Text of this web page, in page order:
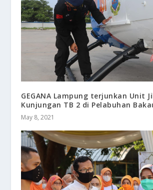
GEGANA Lampung terjunkan Unit
Kunjungan TB 2 di Pelabuhan
May 8, 2021